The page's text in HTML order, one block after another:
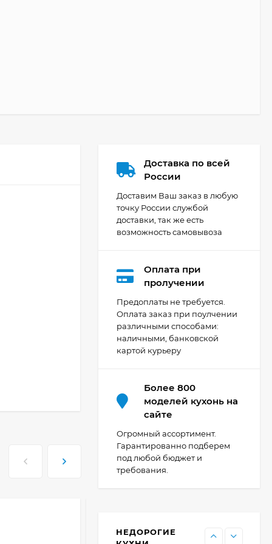
Доставка по всей
России
Доставим Ваш заказ в любую
точку России службой
доставки, так же есть
возможность самовывоза
Оплата при
пролучении
Предоплаты не требуется.
Оплата заказ при поулчении
различными способами:
наличными, банковской
картой курьеру
Более 800
моделей кухонь на
сайте
Огромный ассортимент.
Гарантированно подберем
под любой бюджет и
требования.
НЕДОРОГИЕ
Кухня Мишель -
длина 4,2 м
69 303₽
Кухня Принцесса -
44 091
Кухня Point 1,2 м -
13 655₽
11 476